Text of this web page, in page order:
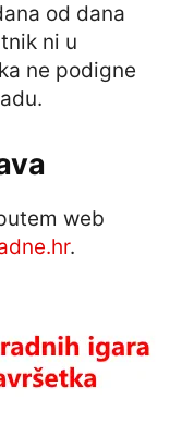
od dana
ni u
ne podigne
web
.